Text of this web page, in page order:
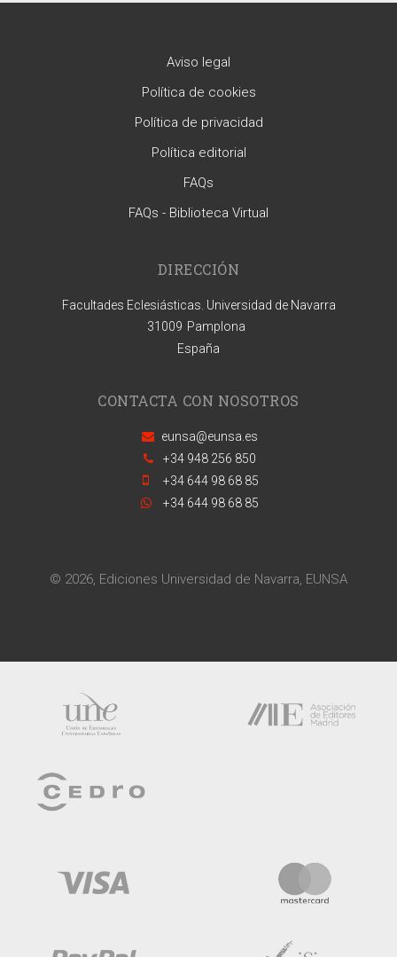
Aviso legal
Política de cookies
Política de privacidad
Política editorial
FAQs
FAQs - Biblioteca Virtual
DIRECCIÓN
Facultades Eclesiásticas. Universidad de Navarra
31009 Pamplona
España
CONTACTA CON NOSOTROS
eunsa@eunsa.es
+34 948 256 850
+34 644 98 68 85
+34 644 98 68 85
© 2026, Ediciones Universidad de Navarra, EUNSA